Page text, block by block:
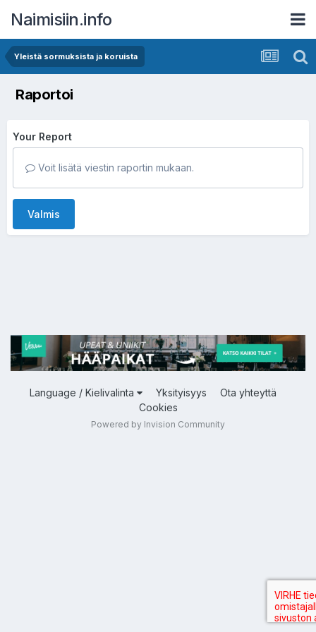
Naimisiin.info
Yleistä sormuksista ja koruista
Raportoi
Your Report
Voit lisätä viestin raportin mukaan.
Valmis
Language / Kielivalinta Yksityisyys
Ota yhteyttä
Cookies
Powered by Invision Community